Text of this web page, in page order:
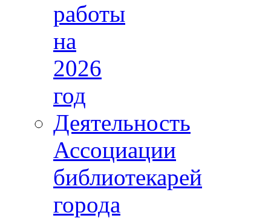
работы
на
2026
год
Деятельность
Ассоциации
библиотекарей
города